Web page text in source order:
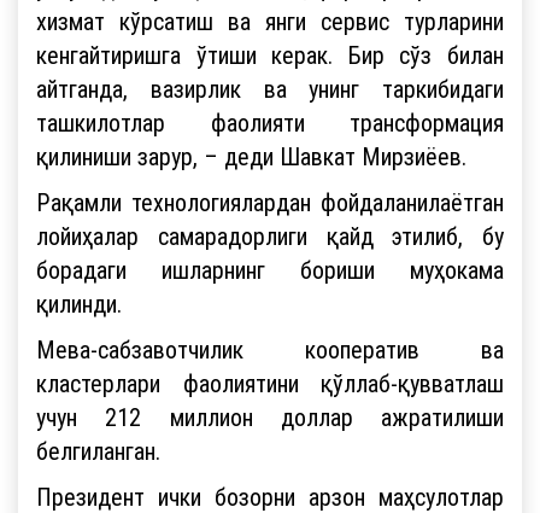
хизмат кўрсатиш ва янги сервис турларини
кенгайтиришга ўтиши керак. Бир сўз билан
айтганда, вазирлик ва унинг таркибидаги
ташкилотлар фаолияти трансформация
қилиниши зарур, – деди Шавкат Мирзиёев.
Рақамли технологиялардан фойдаланилаётган
лойиҳалар самарадорлиги қайд этилиб, бу
борадаги ишларнинг бориши муҳокама
қилинди.
Мева-сабзавотчилик кооператив ва
кластерлари фаолиятини қўллаб-қувватлаш
учун 212 миллион доллар ажратилиши
белгиланган.
Президент ички бозорни арзон маҳсулотлар